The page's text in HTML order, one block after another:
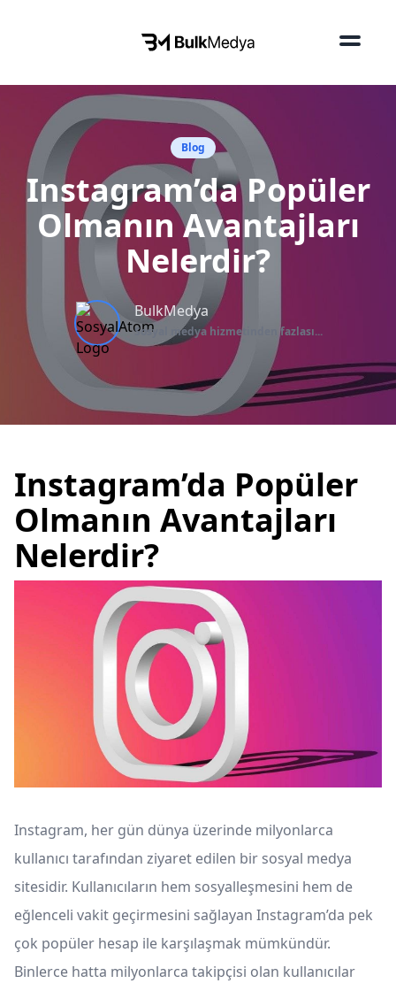
Blog
Instagram’da Popüler
Olmanın Avantajları
Nelerdir?
BulkMedya
Sosyal medya hizmetinden fazlası...
Instagram’da Popüler
Olmanın Avantajları
Nelerdir?
Instagram, her gün dünya üzerinde milyonlarca
kullanıcı tarafından ziyaret edilen bir sosyal medya
sitesidir. Kullanıcıların hem sosyalleşmesini hem de
eğlenceli vakit geçirmesini sağlayan Instagram’da pek
çok popüler hesap ile karşılaşmak mümkündür.
Binlerce hatta milyonlarca takipçisi olan kullanıcılar